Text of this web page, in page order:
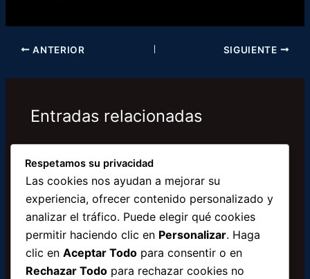
de…
ANTERIOR SIGUIENTE
Entradas relacionadas
Respetamos su privacidad
Las cookies nos ayudan a mejorar su
experiencia, ofrecer contenido personalizado y
analizar el tráfico. Puede elegir qué cookies
permitir haciendo clic en Personalizar. Haga
clic en Aceptar Todo para consentir o en
Rechazar Todo para rechazar cookies no